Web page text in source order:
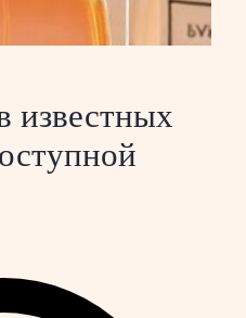
известных